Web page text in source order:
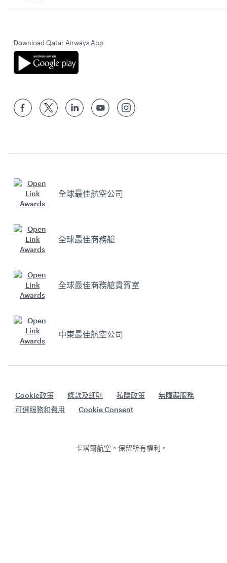
Download Qatar Airways App
全球最佳航空公司
全球最佳商務艙
全球最佳商務艙貴賓室
中東最佳航空公司
Cookie政策 條款及細則 私隱政策
無障礙服務
可選服務和費用
Cookie Consent
卡塔爾航空。保留所有權利。